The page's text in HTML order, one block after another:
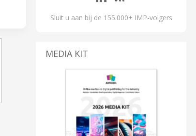
Sluit u aan bij de 155.000+ IMP-volgers
MEDIA KIT